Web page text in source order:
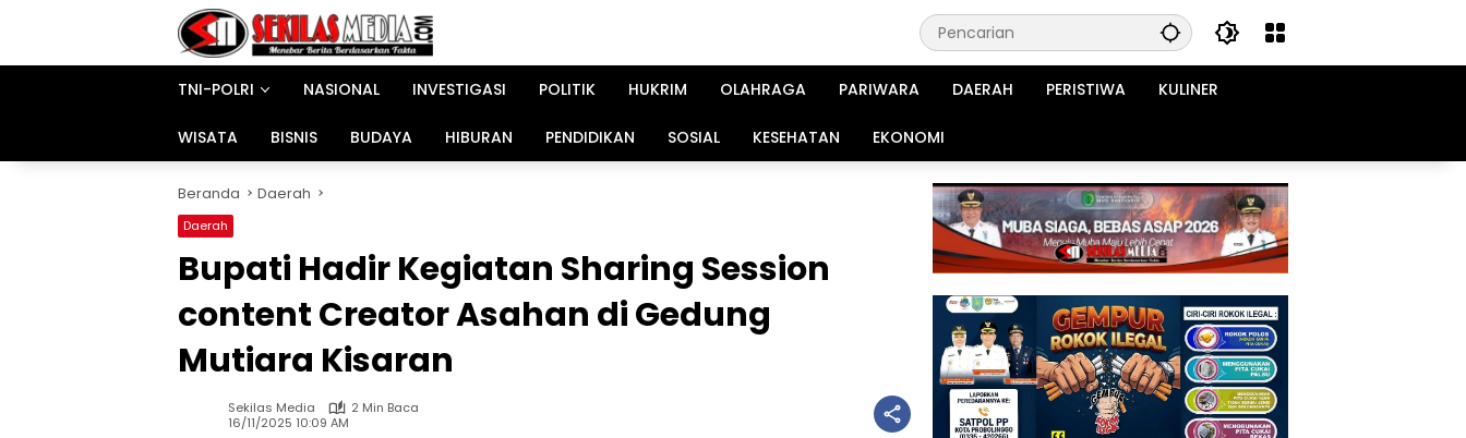
TNI-POLRI
NASIONAL INVESTIGASI POLITIK HUKRIM OLAHRAGA PARIWARA DAERAH PERISTIWA KULINER
WISATA BISNIS BUDAYA HIBURAN PENDIDIKAN SOSIAL KESEHATAN EKONOMI
Beranda Daerah
Daerah
Bupati Hadir Kegiatan Sharing Session
content Creator Asahan di Gedung
Mutiara Kisaran
Sekilas Media
2 Min Baca
16/11/2025 10:09 AM